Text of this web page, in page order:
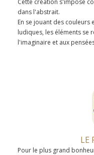
Cette création s'impose
dans l'abstrait.
En se jouant des
ludiques, les éléments se
l'imaginaire et aux
LE
Pour le plus grand